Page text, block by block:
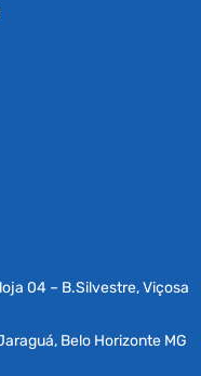
04 – B.Silvestre, Viçosa
Belo Horizonte MG